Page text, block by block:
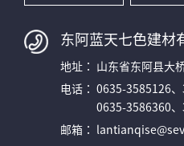
东阿蓝天七色建材
地址：
山东省东阿县大
电话：
0635-3585126
0635-3586360、
邮箱：